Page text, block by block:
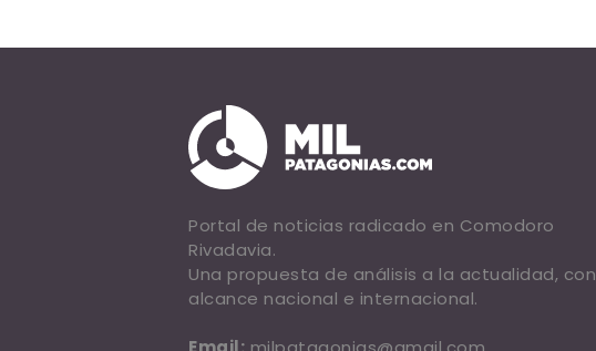
Portal de noticias radicado en Comodoro
Rivadavia.
Una propuesta de análisis a la actualidad, con
alcance nacional e internacional.